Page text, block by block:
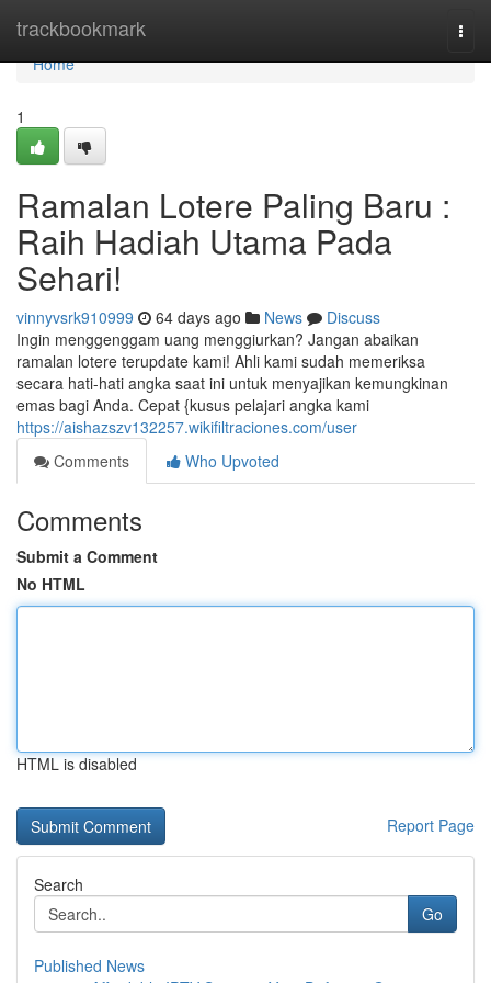
trackbookmark
Home
Home
1
Ramalan Lotere Paling Baru :
Raih Hadiah Utama Pada
Sehari!
vinnyvsrk910999 64 days ago News
Discuss
Ingin menggenggam uang menggiurkan? Jangan abaikan
ramalan lotere terupdate kami! Ahli kami sudah memeriksa
secara hati-hati angka saat ini untuk menyajikan kemungkinan
emas bagi Anda. Cepat {kusus pelajari angka kami
https://aishazszv132257.wikifiltraciones.com/user
Comments
Who Upvoted
Comments
Submit a Comment
No HTML
HTML is disabled
Report Page
Search
Go
Published News